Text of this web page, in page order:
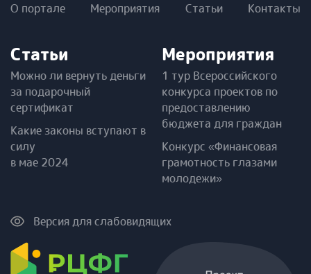
О портале Мероприятия Статьи Контакты
Статьи
Можно ли вернуть деньги
за подарочный
сертификат
Какие законы вступают в
силу
в мае 2024
Мероприятия
1 тур Всероссийского
конкурса проектов по
предоставлению
бюджета для граждан
Конкурс «Финансовая
грамотность глазами
молодежи»
Версия для слабовидящих